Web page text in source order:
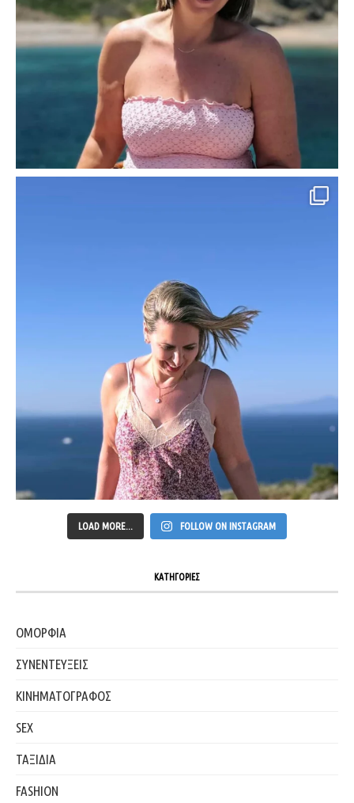
LOAD MORE... FOLLOW ON INSTAGRAM
ΚΑΤΗΓΟΡΙΕΣ
ΟΜΟΡΦΙΑ
ΣΥΝΕΝΤΕΥΞΕΙΣ
ΚΙΝΗΜΑΤΟΓΡΑΦΟΣ
SEX
ΤΑΞΙΔΙΑ
FASHION